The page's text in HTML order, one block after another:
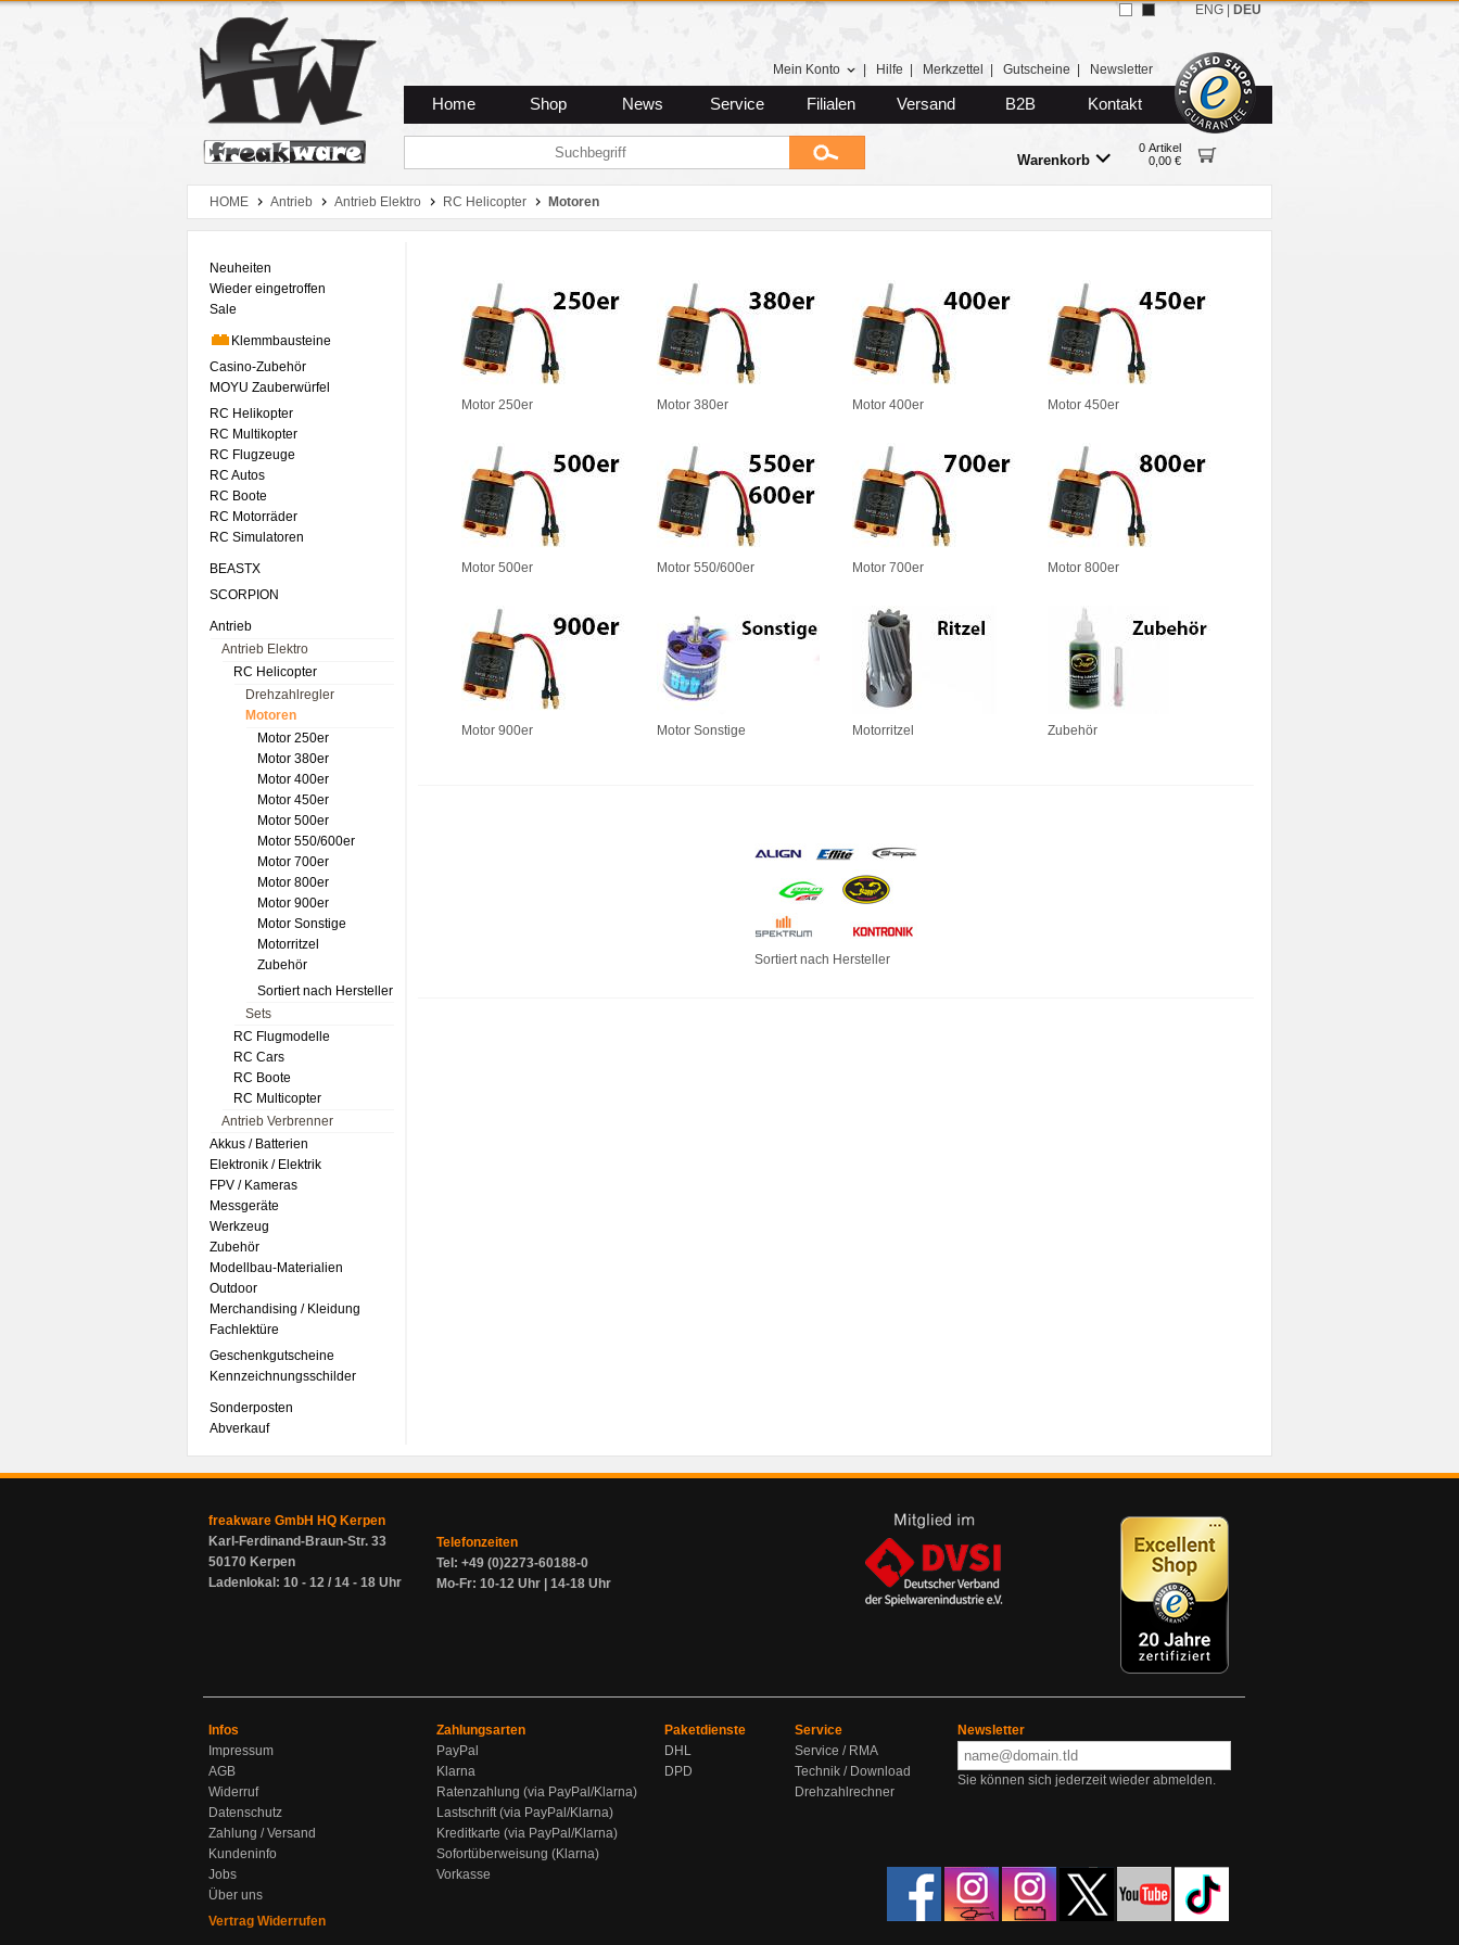
Zum Hauptmenue
Zum Seiteninhalt
Zum Warenkob
Mein Konto Hilfe Merkzettel Gutscheine Newsletter
Home Shop News Service Filialen Versand B2B Kontakt
Warenkorb
0 Artikel
0,00 €
ENG DEU
HOME Antrieb Antrieb Elektro RC Helicopter Motoren
Neuheiten
Wieder eingetroffen
Sale
Klemmbausteine
Casino-Zubehör
MOYU Zauberwürfel
RC Helikopter
RC Multikopter
RC Flugzeuge
RC Autos
RC Boote
RC Motorräder
RC Simulatoren
BEASTX
SCORPION
Antrieb
Antrieb Elektro
RC Helicopter
Drehzahlregler
Motoren
Motor 250er
Motor 380er
Motor 400er
Motor 450er
Motor 500er
Motor 550/600er
Motor 700er
Motor 800er
Motor 900er
Motor Sonstige
Motorritzel
Zubehör
Sortiert nach Hersteller
Sets
RC Flugmodelle
RC Cars
RC Boote
RC Multicopter
Antrieb Verbrenner
Akkus / Batterien
Elektronik / Elektrik
FPV / Kameras
Messgeräte
Werkzeug
Zubehör
Modellbau-Materialien
Outdoor
Merchandising / Kleidung
Fachlektüre
Geschenkgutscheine
Kennzeichnungsschilder
Sonderposten
Abverkauf
Motor 250er Motor 380er Motor 400er Motor 450er
Motor 500er Motor 550/600er Motor 700er Motor 800er
Motor 900er Motor Sonstige Motorritzel Zubehör
Sortiert nach Hersteller
freakware GmbH HQ Kerpen
Karl-Ferdinand-Braun-Str. 33
50170 Kerpen
Ladenlokal: 10 - 12 / 14 - 18 Uhr
Telefonzeiten
Tel: +49 (0)2273-60188-0
Mo-Fr: 10-12 Uhr | 14-18 Uhr
Infos
Impressum
AGB
Widerruf
Datenschutz
Zahlung / Versand
Kundeninfo
Jobs
Über uns
Vertrag Widerrufen
Zahlungsarten
PayPal
Klarna
Ratenzahlung (via PayPal/Klarna)
Lastschrift (via PayPal/Klarna)
Kreditkarte (via PayPal/Klarna)
Sofortüberweisung (Klarna)
Vorkasse
Paketdienste
DHL
DPD
Service
Service / RMA
Technik / Download
Drehzahlrechner
Newsletter
Sie können sich jederzeit wieder abmelden.